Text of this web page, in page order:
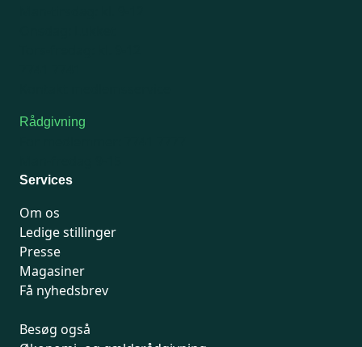
Rådgivning
Services
Om os
Ledige stillinger
Presse
Magasiner
Få nyhedsbrev
Besøg også